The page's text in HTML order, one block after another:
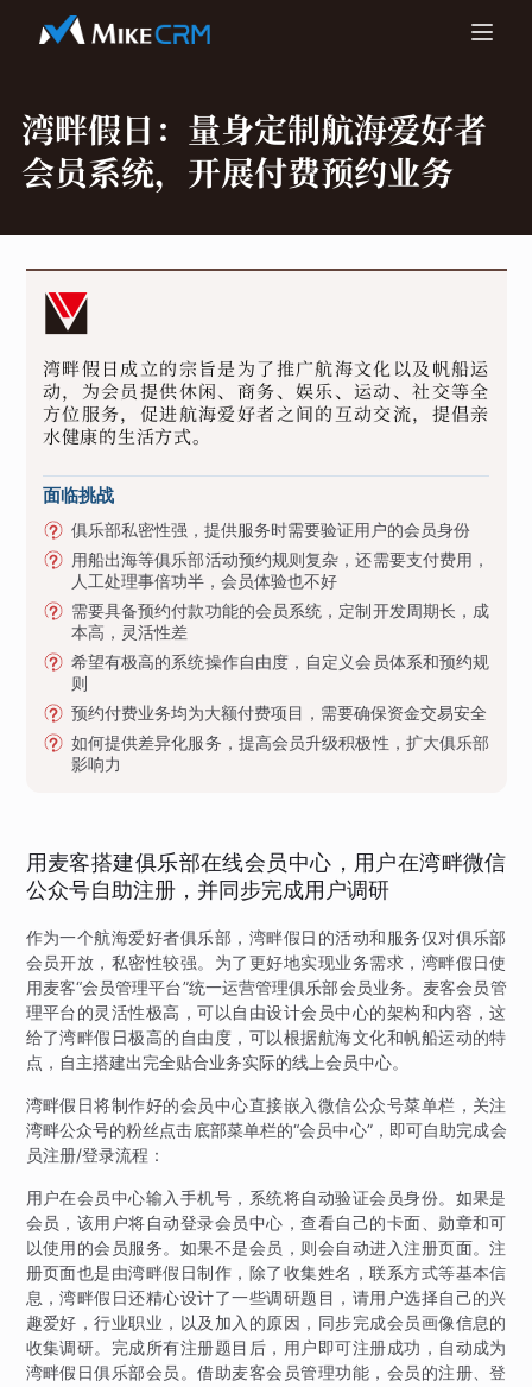
湾畔假日： 量身定制航海爱好者
会员系统，开展付费预约业务
湾畔假日成立的宗旨是为了推广航海文化以及帆船运
动，为会员提供休闲、商务、娱乐、运动、社交等全
方位服务，促进航海爱好者之间的互动交流，提倡亲
水健康的生活方式。
面临挑战
俱乐部私密性强，提供服务时需要验证用户的会员身份
用船出海等俱乐部活动预约规则复杂，还需要支付费用，
人工处理事倍功半，会员体验也不好
需要具备预约付款功能的会员系统，定制开发周期长，成
本高，灵活性差
希望有极高的系统操作自由度，自定义会员体系和预约规
则
预约付费业务均为大额付费项目，需要确保资金交易安全
如何提供差异化服务，提高会员升级积极性，扩大俱乐部
影响力
用麦客搭建俱乐部在线会员中心，用户在湾畔微信
公众号自助注册，并同步完成用户调研
作为一个航海爱好者俱乐部，湾畔假日的活动和服务仅对俱乐部
会员开放，私密性较强。为了更好地实现业务需求，湾畔假日使
用麦客“会员管理平台”统一运营管理俱乐部会员业务。麦客会员管
理平台的灵活性极高，可以自由设计会员中心的架构和内容，这
给了湾畔假日极高的自由度，可以根据航海文化和帆船运动的特
点，自主搭建出完全贴合业务实际的线上会员中心。
湾畔假日将制作好的会员中心直接嵌入微信公众号菜单栏，关注
湾畔公众号的粉丝点击底部菜单栏的“会员中心”，即可自助完成会
员注册/登录流程：
用户在会员中心输入手机号，系统将自动验证会员身份。如果是
会员，该用户将自动登录会员中心，查看自己的卡面、勋章和可
以使用的会员服务。如果不是会员，则会自动进入注册页面。注
册页面也是由湾畔假日制作，除了收集姓名，联系方式等基本信
息，湾畔假日还精心设计了一些调研题目，请用户选择自己的兴
趣爱好，行业职业，以及加入的原因，同步完成会员画像信息的
收集调研。完成所有注册题目后，用户即可注册成功，自动成为
湾畔假日俱乐部会员。借助麦客会员管理功能，会员的注册、登